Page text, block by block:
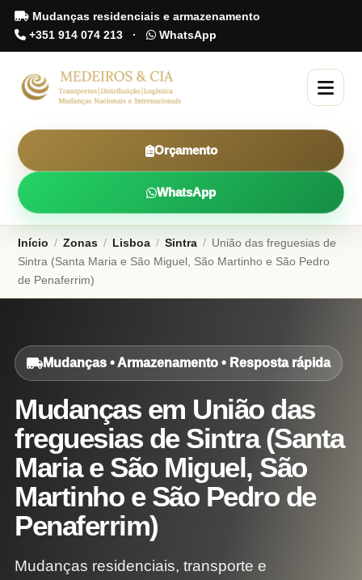
Mudanças residenciais e armazenamento
+351 914 074 213 · WhatsApp
Orçamento
WhatsApp
Início / Zonas / Lisboa / Sintra / União das freguesias de
Sintra (Santa Maria e São Miguel, São Martinho e São Pedro
de Penaferrim)
Mudanças • Armazenamento • Resposta rápida
Mudanças em União das
freguesias de Sintra (Santa
Maria e São Miguel, São
Martinho e São Pedro de
Penaferrim)
Mudanças residenciais, transporte e